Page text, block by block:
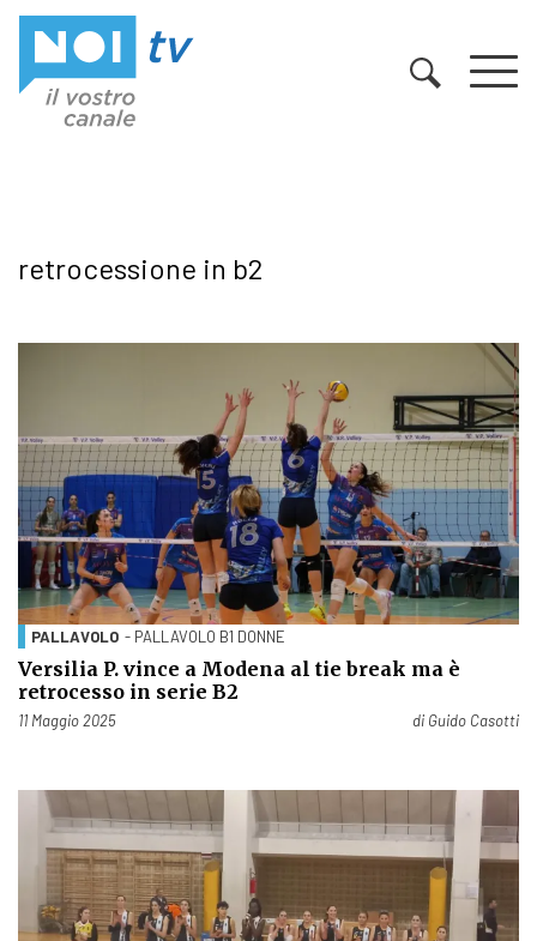
retrocessione in b2
PALLAVOLO - PALLAVOLO B1 DONNE
Versilia P. vince a Modena al tie break ma è
retrocesso in serie B2
Pubblicato il
11 Maggio 2025 di Guido Casotti